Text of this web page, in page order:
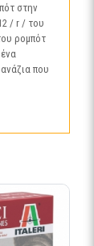
στην
/ r / του
ρομπότ
που